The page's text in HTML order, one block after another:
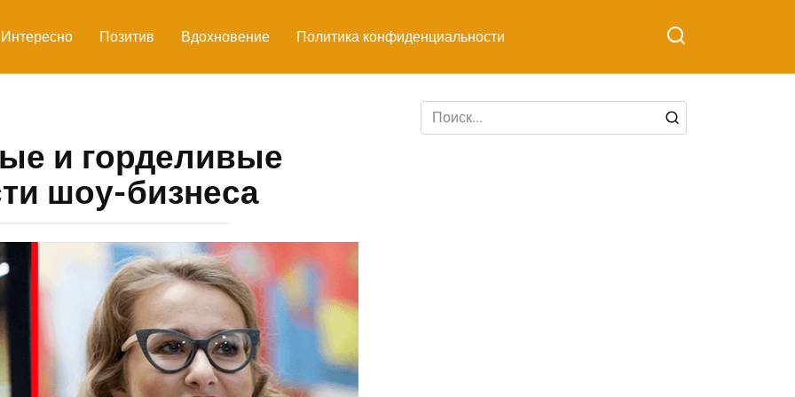
Интересно Позитив Вдохновение Политика конфиденциальности
и горделивые
шоу-бизнеса
Search
for: